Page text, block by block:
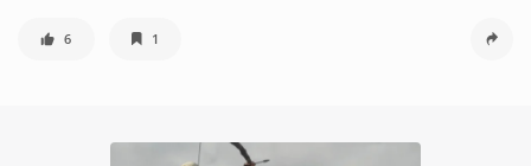
6 1